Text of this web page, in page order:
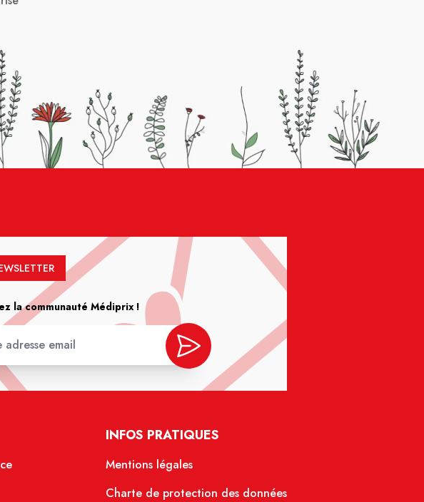
la communauté Médiprix !
INFOS PRATIQUES
Mentions légales
Charte de protection des données